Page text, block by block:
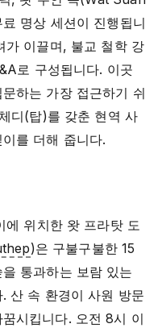
명상 세션이 진행됩니
가 이끌며, 불교 철학 강
로 구성됩니다. 이곳
하는 가장 접근하기 쉬
디(탑)를 갖춘 현역 사
를 더해 줍니다.
에 위치한 왓 프라탓 도
)은 구불구불한 15
통과하는 보람 있는
산 속 환경이 사원 방문
시킵니다. 오전 8시 이